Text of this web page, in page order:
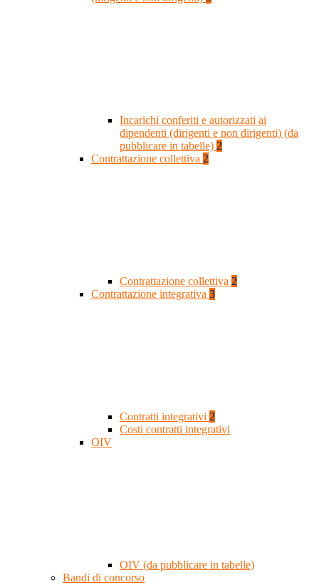
Incarichi conferiti e autorizzati ai
dipendenti (dirigenti e non dirigenti) (da
pubblicare in tabelle) 2
Contrattazione collettiva 2
Contrattazione collettiva 2
Contrattazione integrativa 3
Contratti integrativi 2
Costi contratti integrativi
OIV
OIV (da pubblicare in tabelle)
Bandi di concorso